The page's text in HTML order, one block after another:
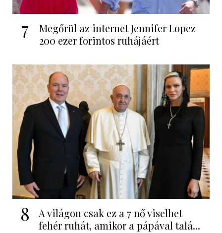
7
Megőrül az internet Jennifer Lopez
200 ezer forintos ruhájáért
8
A világon csak ez a 7 nő viselhet
fehér ruhát, amikor a pápával talá...